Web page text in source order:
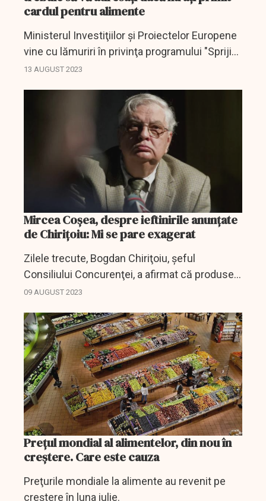
cardul pentru alimente
Ministerul Investiţiilor şi Proiectelor Europene
vine cu lămuriri în privinţa programului "Sprijin
pentru România".
13 AUGUST 2023
Mircea Coşea, despre ieftinirile anunţate
de Chiriţoiu: Mi se pare exagerat
Zilele trecute, Bogdan Chiriţoiu, şeful
Consiliului Concurenţei, a afirmat că produsele
de bază s-au ieftinit cu 35% la raft, ceea ce
magazin a fost o...
09 AUGUST 2023
Preţul mondial al alimentelor, din nou în
creştere. Care este cauza
Preţurile mondiale la alimente au revenit pe
creştere în luna iulie.